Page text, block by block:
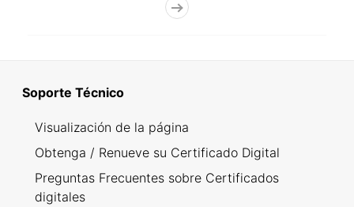
Soporte Técnico
Visualización de la página
Obtenga / Renueve su Certificado Digital
Preguntas Frecuentes sobre Certificados
digitales